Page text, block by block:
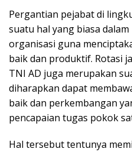
Pergantian pejabat di
suatu hal yang biasa
organisasi guna
baik dan produktif. Rotasi
TNI AD juga merupakan
diharapkan dapat
baik dan perkembangan
pencapaian tugas pokok
Hal tersebut tentunya